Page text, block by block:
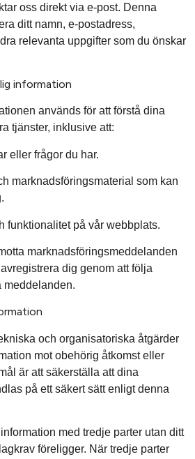
oss direkt via e-post. Denna
ditt namn, e-postadress,
relevanta uppgifter som du önskar
information
används för att förstå dina
tjänster, inklusive att:
eller frågor du har.
marknadsföringsmaterial som kan
funktionalitet på vår webbplats.
marknadsföringsmeddelanden
dig genom att följa
meddelanden.
och organisatoriska åtgärder
mot obehörig åtkomst eller
är att säkerställa att dina
på ett säkert sätt enligt denna
med tredje parter utan ditt
föreligger. När tredje parter